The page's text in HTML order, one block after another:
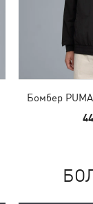
Бомбер